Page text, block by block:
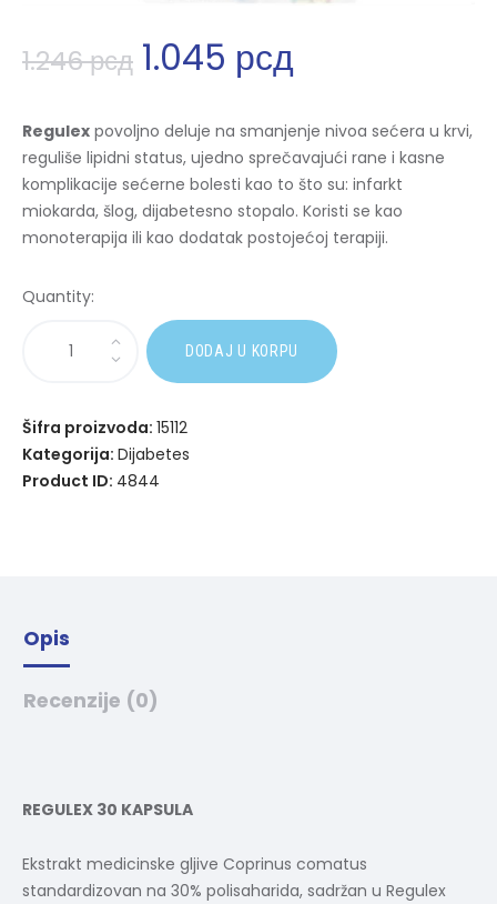
1.246рсд 1.045 рсд
Regulex povoljno deluje na smanjenje nivoa sećera u krvi,
reguliše lipidni status, ujedno sprečavajući rane i kasne
komplikacije sećerne bolesti kao to što su: infarkt
miokarda, šlog, dijabetesno stopalo. Koristi se kao
monoterapija ili kao dodatak postojećoj terapiji.
Quantity:
DODAJ U KORPU
Šifra proizvoda: 15112
Kategorija: Dijabetes
Product ID: 4844
Opis
Recenzije (0)
REGULEX 30 KAPSULA
Ekstrakt medicinske gljive Coprinus comatus
standardizovan na 30% polisaharida, sadržan u Regulex